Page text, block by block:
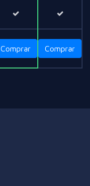
Comprar Comprar